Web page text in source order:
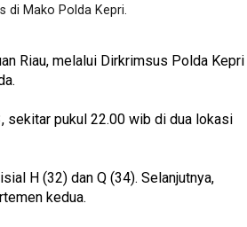
di Mako Polda Kepri.
Riau, melalui Dirkrimsus Polda Kepri
sekitar pukul 22.00 wib di dua lokasi
H (32) dan Q (34). Selanjutnya,
kedua.